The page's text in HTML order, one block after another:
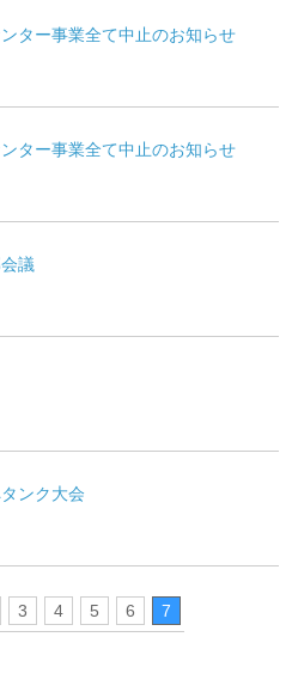
ター事業全て中止のお知らせ
ター事業全て中止のお知らせ
議
ンク大会
3 4 5 6 7